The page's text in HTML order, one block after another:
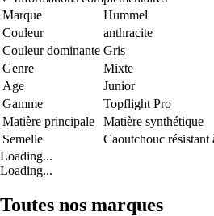
Marque
Hummel
Couleur
anthracite
Couleur dominante Gris
Genre
Mixte
Age
Junior
Gamme
Topflight Pro
Matière principale
Matière synthétique
Semelle
Caoutchouc résistant
Loading...
Loading...
Toutes nos marques